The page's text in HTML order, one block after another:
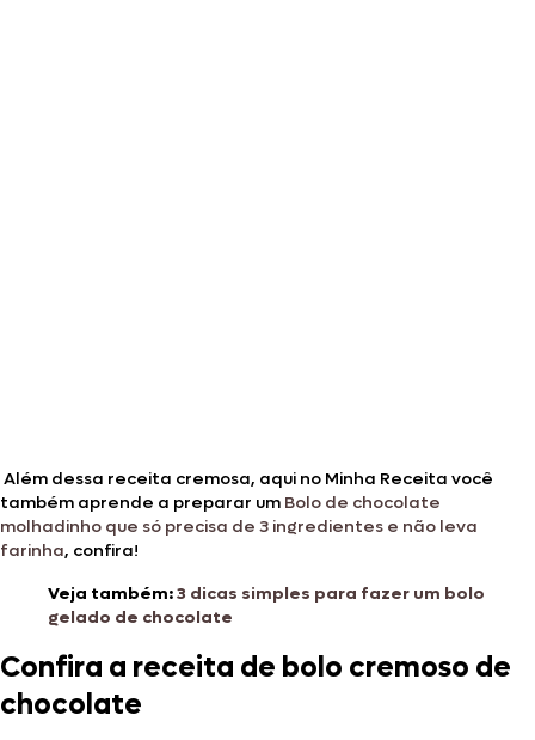
Além dessa receita cremosa, aqui no Minha Receita você
também aprende a preparar um Bolo de chocolate
molhadinho que só precisa de 3 ingredientes e não leva
farinha, confira!
Veja também:3 dicas simples para fazer um bolo
gelado de chocolate
Confira a receita de bolo cremoso de
chocolate